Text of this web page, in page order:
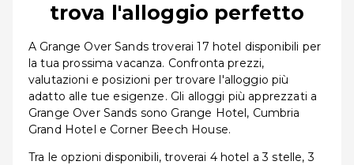
trova l'alloggio perfetto
A Grange Over Sands troverai 17 hotel disponibili per
la tua prossima vacanza. Confronta prezzi,
valutazioni e posizioni per trovare l'alloggio più
adatto alle tue esigenze. Gli alloggi più apprezzati a
Grange Over Sands sono Grange Hotel, Cumbria
Grand Hotel e Corner Beech House.
Tra le opzioni disponibili, troverai 4 hotel a 3 stelle, 3